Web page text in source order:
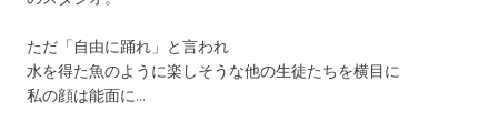
ただ「自由に踊れ」と言われ
水を得た魚のように楽しそうな他の生徒たちを横目に
私の顔は能面に…